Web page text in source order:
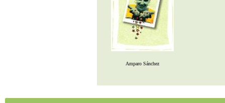
Amparo Sánchez